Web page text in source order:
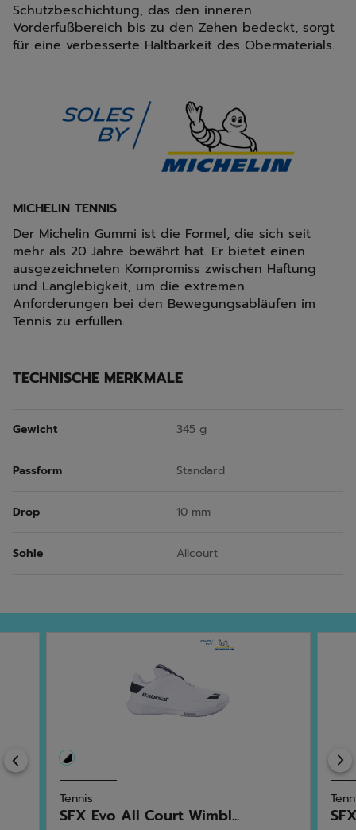
Schutzbeschichtung, das den inneren
Vorderfußbereich bis zu den Zehen bedeckt, sorgt
für eine verbesserte Haltbarkeit des Obermaterials.
MICHELIN TENNIS
Der Michelin Gummi ist die Formel, die sich seit
mehr als 20 Jahre bewährt hat. Er bietet einen
ausgezeichneten Kompromiss zwischen Haftung
und Langlebigkeit, um die extremen
Anforderungen bei den Bewegungsabläufen im
Tennis zu erfüllen.
TECHNISCHE MERKMALE
Gewicht 345 g
Passform Standard
Drop 10 mm
Sohle Allcourt
Previous
Tennis
SFX Evo All Court Wimbl...